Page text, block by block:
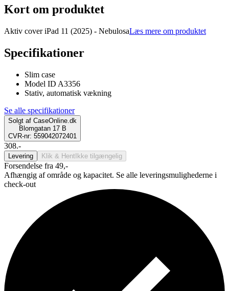
Kort om produktet
Aktiv cover iPad 11 (2025) - NebulosaLæs mere om produktet
Specifikationer
Slim case
Model ID A3356
Stativ, automatisk vækning
Se alle specifikationer
Solgt af CaseOnline.dk
Blomgatan 17 B
CVR-nr: 559042072401
308.-
Levering Klik & Hent Ikke tilgængelig
Forsendelse fra 49,-
Afhængig af område og kapacitet. Se alle leveringsmulighederne i
check-out